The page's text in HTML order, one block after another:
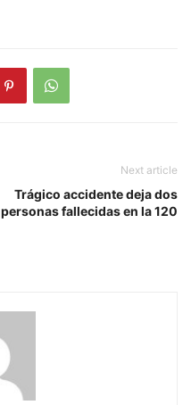
Next article
Trágico accidente deja dos
personas fallecidas en la 120